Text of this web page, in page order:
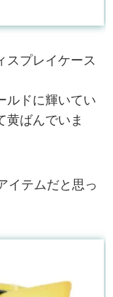
スプレイケース
ルドに輝いてい
黄ばんでいま
イテムだと思っ